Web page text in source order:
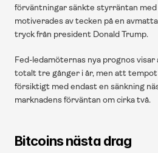
förväntningar sänkte styrräntan
motiverades av tecken på en
tryck från president Donald Trump.
Fed-ledamöternas nya prognos
totalt tre gånger i år, men att
försiktigt med endast en sänkning
marknadens förväntan om cirka två.
Bitcoins nästa drag